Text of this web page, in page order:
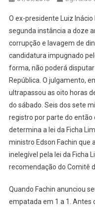
O ex-presidente Luiz
segunda instância a doze
corrupção e lavagem de
candidatura impugnado
forma, não poderá
República. O julgamento,
ultrapassou as oito horas
do sábado. Seis dos sete
registro por parte do
determina a lei da Ficha
ministro Edson Fachin que
inelegível pela lei da Ficha
recomendação do Comitê
Quando Fachin anunciou
empatada em 1 a 1. Antes